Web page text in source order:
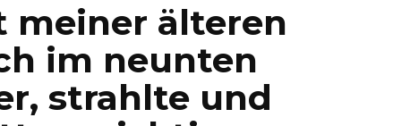
meiner älteren
im neunten
strahlte und